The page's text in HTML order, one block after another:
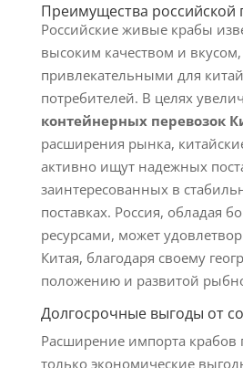
Преимущества российской
Российские живые крабы
высоким качеством и вкусом,
привлекательными для
потребителей. В целях
контейнерных перевозок
расширения рынка,
активно ищут надежных
заинтересованных в
поставках. Россия, обладая
ресурсами, может
Китая, благодаря своему
положению и развитой
Долгосрочные выгоды от
Расширение импорта крабов
только экономические